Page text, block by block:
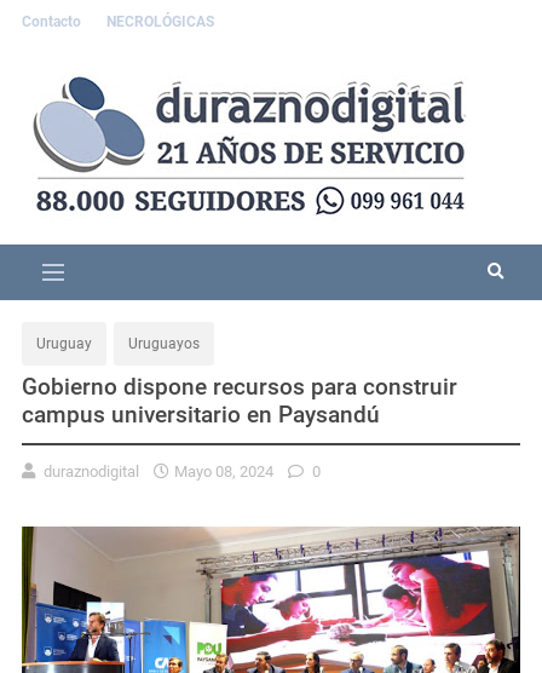
Contacto NECROLÓGICAS
Uruguay Uruguayos
Gobierno dispone recursos para construir
campus universitario en Paysandú
duraznodigital Mayo 08, 2024 0